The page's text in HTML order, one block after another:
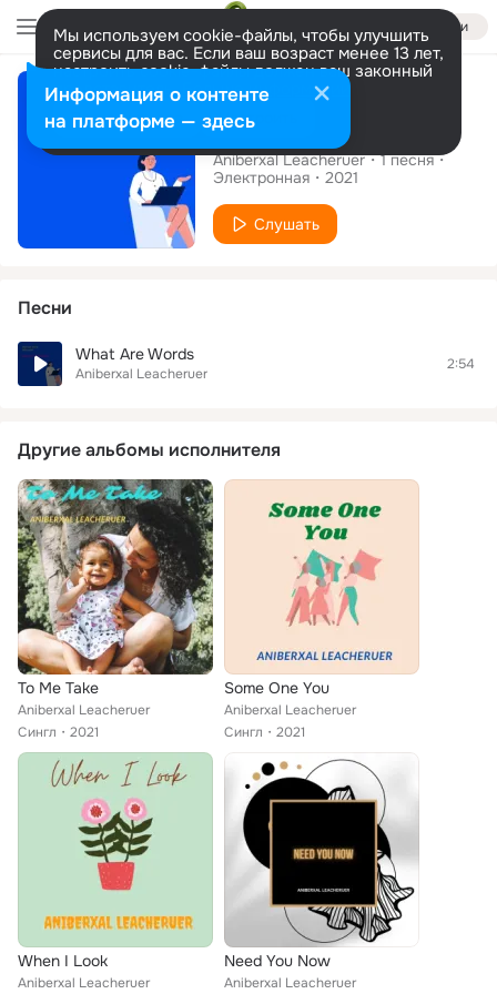
Войти
Мы используем cookie-файлы, чтобы улучшить
сервисы для вас. Если ваш возраст менее 13 лет,
настроить cookie-файлы должен ваш законный
представитель. Больше информации
Разрешить все Настроить
Сингл
What Are Words
Aniberxal Leacheruer 1песня
Электронная
2021
Слушать
Песни
What Are Words
Aniberxal Leacheruer
2:54
Другие альбомы исполнителя
To Me Take
Aniberxal Leacheruer
Сингл
2021
Some One You
Aniberxal Leacheruer
Сингл
2021
When I Look
Aniberxal Leacheruer
Need You Now
Aniberxal Leacheruer
Информация о контенте
на платформе — здесь